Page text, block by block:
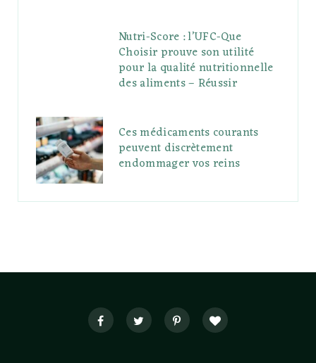
Nutri-Score : l’UFC-Que
Choisir prouve son utilité
pour la qualité nutritionnelle
des aliments – Réussir
Ces médicaments courants
peuvent discrètement
endommager vos reins